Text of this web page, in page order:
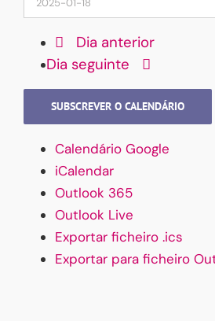
Dia anterior
Dia seguinte
SUBSCREVER O CALENDÁRIO
Calendário Google
iCalendar
Outlook 365
Outlook Live
Exportar ficheiro .ics
Exportar para ficheiro